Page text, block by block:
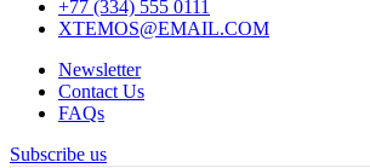
+77 (334) 555 0111
XTEMOS@EMAIL.COM
Newsletter
Contact Us
FAQs
Subscribe us